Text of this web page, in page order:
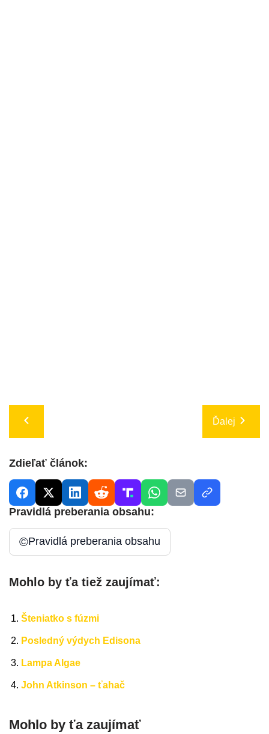
Ďalej
Zdieľať článok:
Pravidlá preberania obsahu:
©Pravidlá preberania obsahu
Mohlo by ťa tiež zaujímať:
Šteniatko s fúzmi
Posledný výdych Edisona
Lampa Algae
John Atkinson – ťahač
Mohlo by ťa zaujímať